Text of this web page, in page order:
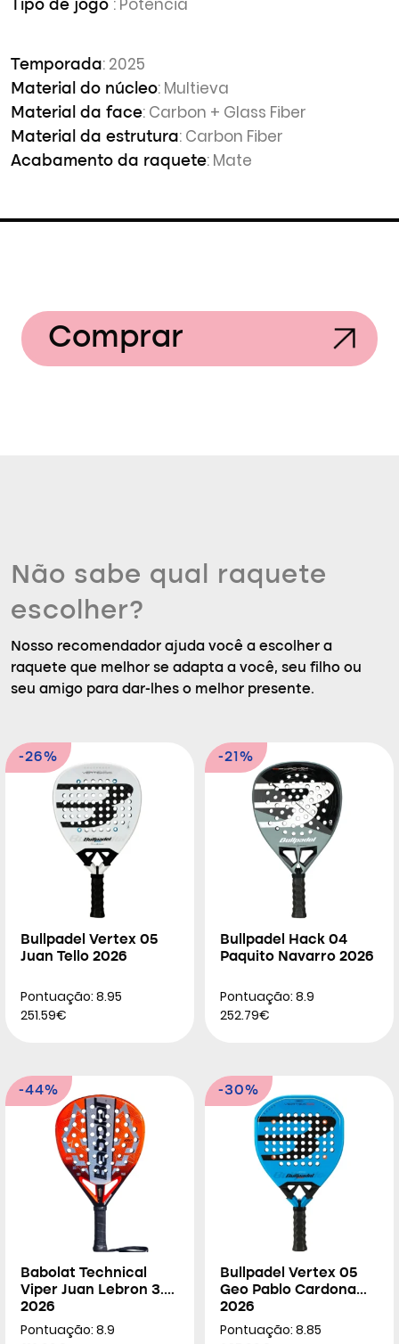
Tipo de jogo : Potência
Temporada: 2025
Material do núcleo: Multieva
Material da face: Carbon + Glass Fiber
Material da estrutura: Carbon Fiber
Acabamento da raquete: Mate
Comprar
Não sabe qual raquete
escolher?
Nosso recomendador ajuda você a escolher a
raquete que melhor se adapta a você, seu filho ou
seu amigo para dar-lhes o melhor presente.
-26%
Bullpadel Vertex 05
Juan Tello 2026
Pontuação: 8.95
251.59€
-21%
Bullpadel Hack 04
Paquito Navarro 2026
Pontuação: 8.9
252.79€
-44%
Babolat Technical
Viper Juan Lebron 3.0
2026
Pontuação: 8.9
-30%
Bullpadel Vertex 05
Geo Pablo Cardona
2026
Pontuação: 8.85